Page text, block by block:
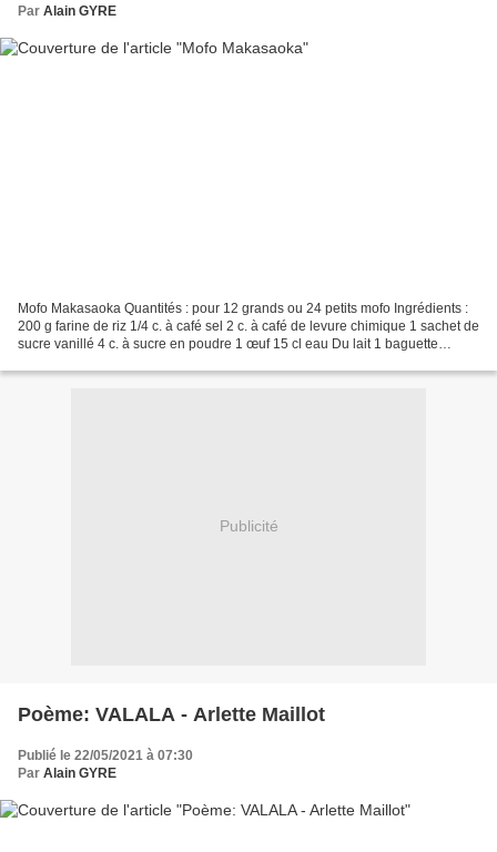
Par Alain GYRE
Mofo Makasaoka Quantités : pour 12 grands ou 24 petits mofo Ingrédients :
200 g farine de riz 1/4 c. à café sel 2 c. à café de levure chimique 1 sachet de
sucre vanillé 4 c. à sucre en poudre 1 œuf 15 cl eau Du lait 1 baguette
Publicité
Poème: VALALA - Arlette Maillot
Publié le 22/05/2021 à 07:30
Par Alain GYRE